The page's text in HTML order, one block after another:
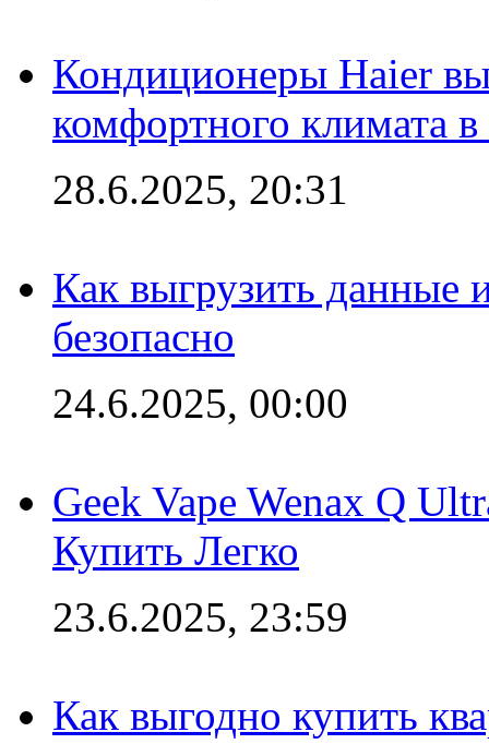
Кондиционеры Haier
комфортного климата
28.6.2025, 20:31
Как выгрузить данные
безопасно
24.6.2025, 00:00
Geek Vape Wenax Q
Купить Легко
23.6.2025, 23:59
Как выгодно купить